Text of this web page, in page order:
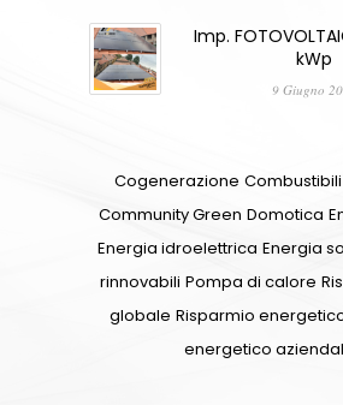
Imp.
kWp
9 Giugno
Cogenerazione
Community Green Domotica
Energia idroelettrica Energia
rinnovabili Pompa di calore
globale Risparmio
energetico